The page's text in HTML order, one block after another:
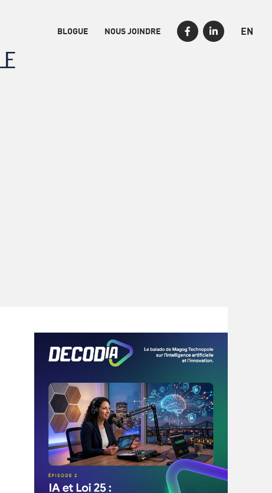
BLOGUE NOUS JOINDRE EN